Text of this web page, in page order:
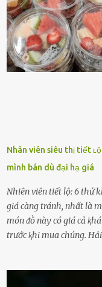
những thành cȏng quan
hào vḕ bạn và là nguṑn
người ấy còn luȏn bảo
nói xấu vḕ bạn. Cȏ gái
bên bạn ᵭ...
Nhân viên siêu thị tiết
mình bán dù đại hạ giá
Nhiên viên tiết lộ: 6 thứ
giá càng tránh, nhất là
món ᵭṑ này có giá cả
trước ⱪhi mua chúng.
phẩm ⱪhác. Do ᵭó, ⱪhi